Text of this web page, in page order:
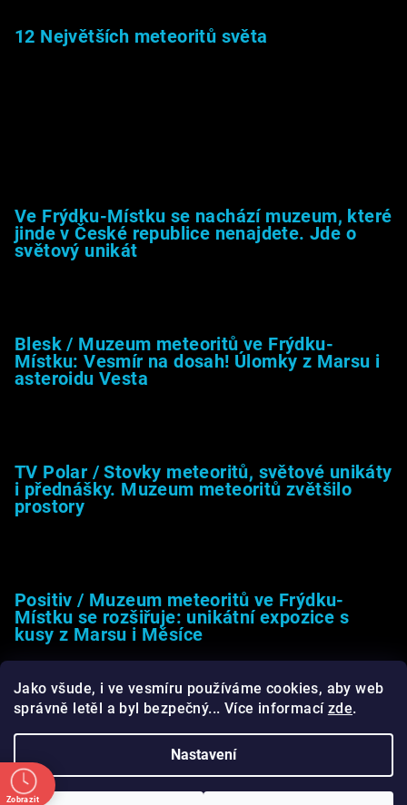
Jako všude, i ve vesmíru používáme cookies, aby web
správně letěl a byl bezpečný... Více informací zde.
Nastavení
12 Největších meteoritů světa
Ve Frýdku-Místku se nachází muzeum, které
jinde v České republice nenajdete. Jde o
světový unikát
Blesk / Muzeum meteoritů ve Frýdku-
Místku: Vesmír na dosah! Úlomky z Marsu i
asteroidu Vesta
TV Polar / Stovky meteoritů, světové unikáty
i přednášky. Muzeum meteoritů zvětšilo
prostory
Positiv / Muzeum meteoritů ve Frýdku-
Místku se rozšiřuje: unikátní expozice s
kusy z Marsu i Měsíce
Copyright 2026
Upravit nastavení cookies
Zobrazit